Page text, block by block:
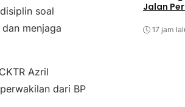
soal
menjaga
Azril
dari BP
Jalan
17 jam